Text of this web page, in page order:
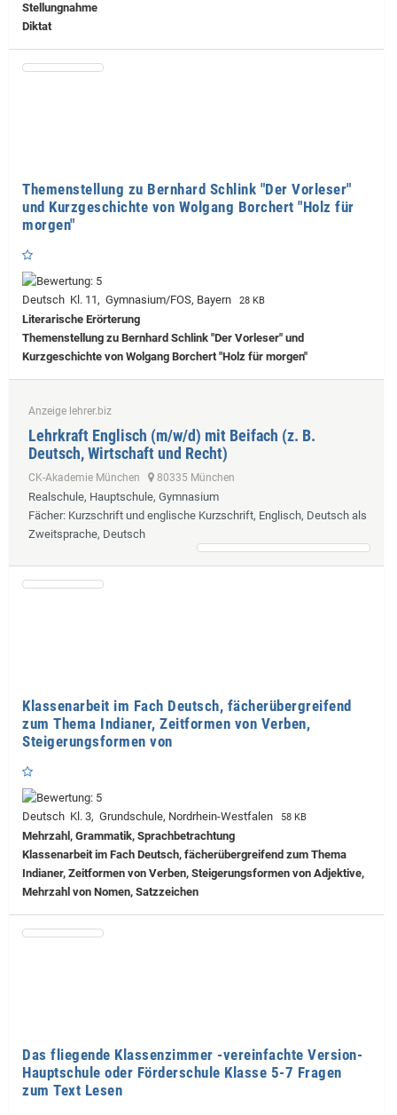
Stellungnahme
Diktat
Themenstellung zu Bernhard Schlink "Der Vorleser"
und Kurzgeschichte von Wolgang Borchert "Holz für
morgen"
Deutsch Kl. 11, Gymnasium/FOS, Bayern 28 KB
Literarische Erörterung
Themenstellung zu Bernhard Schlink "Der Vorleser" und
Kurzgeschichte von Wolgang Borchert "Holz für morgen"
Anzeige lehrer.biz
Lehrkraft Englisch (m/w/d) mit Beifach (z. B.
Deutsch, Wirtschaft und Recht)
CK-Akademie München 80335 München
Realschule, Hauptschule, Gymnasium
Fächer: Kurzschrift und englische Kurzschrift, Englisch, Deutsch als
Zweitsprache, Deutsch
Klassenarbeit im Fach Deutsch, fächerübergreifend
zum Thema Indianer, Zeitformen von Verben,
Steigerungsformen von
Deutsch Kl. 3, Grundschule, Nordrhein-Westfalen 58 KB
Mehrzahl, Grammatik, Sprachbetrachtung
Klassenarbeit im Fach Deutsch, fächerübergreifend zum Thema
Indianer, Zeitformen von Verben, Steigerungsformen von Adjektive,
Mehrzahl von Nomen, Satzzeichen
Das fliegende Klassenzimmer -vereinfachte Version-
Hauptschule oder Förderschule Klasse 5-7 Fragen
zum Text Lesen